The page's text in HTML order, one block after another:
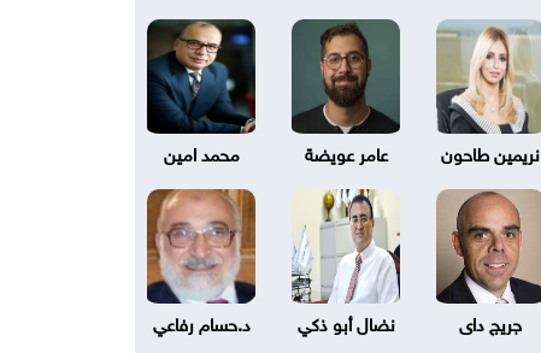
نريمين طاحون عامر عويضة محمد امين
جريج داى نضال أبو ذكي د.حسام رفاعي